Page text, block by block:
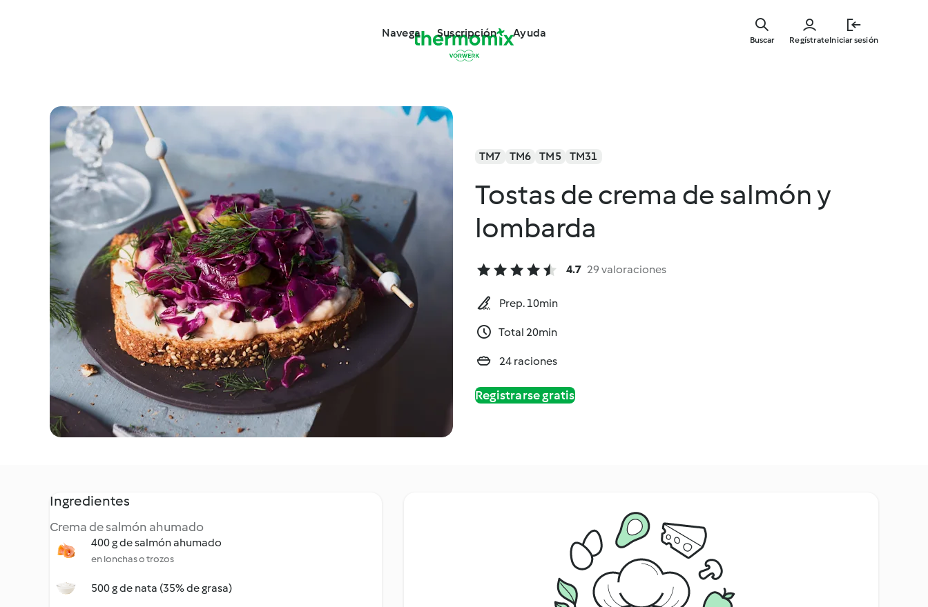
Navega Suscripción Ayuda
RegístrateIniciar sesión
Buscar
TM7 TM6 TM5 TM31
Tostas de crema de salmón y
lombarda
4.7 29 valoraciones
Prep. 10min
Total 20min
24 raciones
Registrarse gratis
Ingredientes
Crema de salmón ahumado
400 g de salmón ahumado
en lonchas o trozos
500 g de nata (35% de grasa)